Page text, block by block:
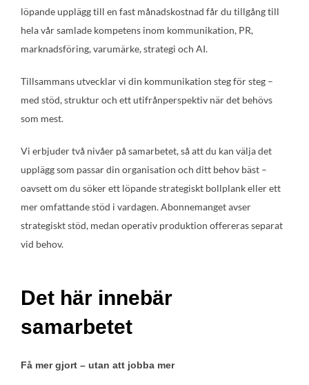
löpande upplägg till en fast månadskostnad får du tillgång till
hela vår samlade kompetens inom kommunikation, PR,
marknadsföring, varumärke, strategi och AI.
Tillsammans utvecklar vi din kommunikation steg för steg –
med stöd, struktur och ett utifrånperspektiv när det behövs
som mest.
Vi erbjuder två nivåer på samarbetet, så att du kan välja det
upplägg som passar din organisation och ditt behov bäst –
oavsett om du söker ett löpande strategiskt bollplank eller ett
mer omfattande stöd i vardagen. Abonnemanget avser
strategiskt stöd, medan operativ produktion offereras separat
vid behov.
Det här innebär
samarbetet
Få mer gjort – utan att jobba mer